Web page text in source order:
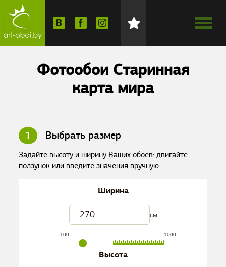
Фотообои Старинная
карта мира
1 Выбрать размер
Задайте высоту и ширину Ваших обоев: двигайте
ползунок или введите значения вручную.
Ширина
см
100 1000
Высота